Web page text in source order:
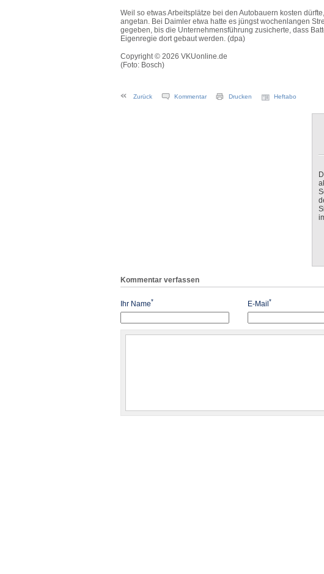
Weil so etwas Arbeitsplätze bei den Autobauern kosten
angetan. Bei Daimler etwa hatte es jüngst wochenlangen
gegeben, bis die Unternehmensführung zusicherte, dass
Eigenregie dort gebaut werden. (dpa)
Copyright © 2026 VKUonline.de
(Foto: Bosch)
Zurück Kommentar Drucken Heftabo
Kommentar verfassen
Ihr Name* E-Mail*